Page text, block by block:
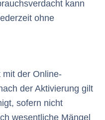
kann
ohne
mit der Online-
der Aktivierung gilt
sofern nicht
wesentliche Mängel